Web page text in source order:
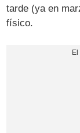
tarde (ya en
físico.